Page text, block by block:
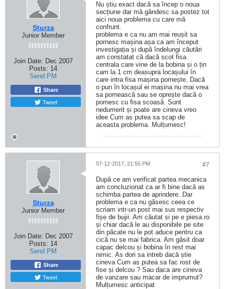
Sturza
Junior Member
Join Date: Dec 2007
Posts: 14
Send PM
Share
Tweet
Nu știu exact dacă sa încep o noua
secțiune dar mă gândesc sa postez tot
aici noua problema cu care mă
confrunt.
problema e ca nu am mai reușit sa
pornesc mașina așa ca am început
investigația și după îndelungi căutări
am constatat că dacă scot fisa
centrala care vine de la bobina și o țin
cam la 1 cm deasupra locașului în
care intra fisa mașina pornește. Dacă
o pun în locașul ei mașina nu mai vrea
sa pornească sau se oprește dacă o
pornesc cu fisa scoasă. Sunt
nedumerit și poate are cineva vreo
idee Cum as putea sa scap de
aceasta problema. Mulțumesc!
Sturza
Junior Member
Join Date: Dec 2007
Posts: 14
Send PM
Share
Tweet
#7
07-12-2017, 21:55 PM
După ce am verificat partea mecanica
am concluzionat ca ar fi bine dacă as
schimba partea de aprindere. Dar
problema e ca nu găsesc ceea ce
scriam intr-un post mai sus respectiv
fișe de bujii. Am căutat și pe e piesa.ro
și chiar dacă le au disponibile pe site
din păcate nu le pot aduce pentru ca
cică nu se mai fabrica. Am găsit doar
capac delcou și bobina în rest mai
nimic. As dori sa intreb dacă știe
cineva Cum as putea sa fac rost de
fise și delcou ? Sau daca are cineva
de vanzare sau macar de imprumut?
Mulțumesc anticipat